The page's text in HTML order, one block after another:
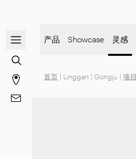
打开/关闭导航菜单
前往内容搜索
前往商店页面
前往 联系方式
产品 Showcase 灵感
首页 | Linggan | Gongju | 项目